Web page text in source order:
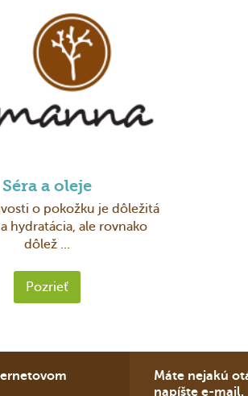
Séra a oleje
o pokožku je dôležitá
hydratácia, ale rovnako
dôlež ...
Pozrieť
Máte nejakú
napíšte e-mail.